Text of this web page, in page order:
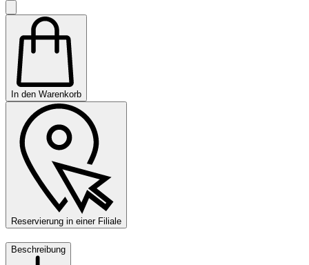
In den Warenkorb
Reservierung in einer Filiale
Beschreibung